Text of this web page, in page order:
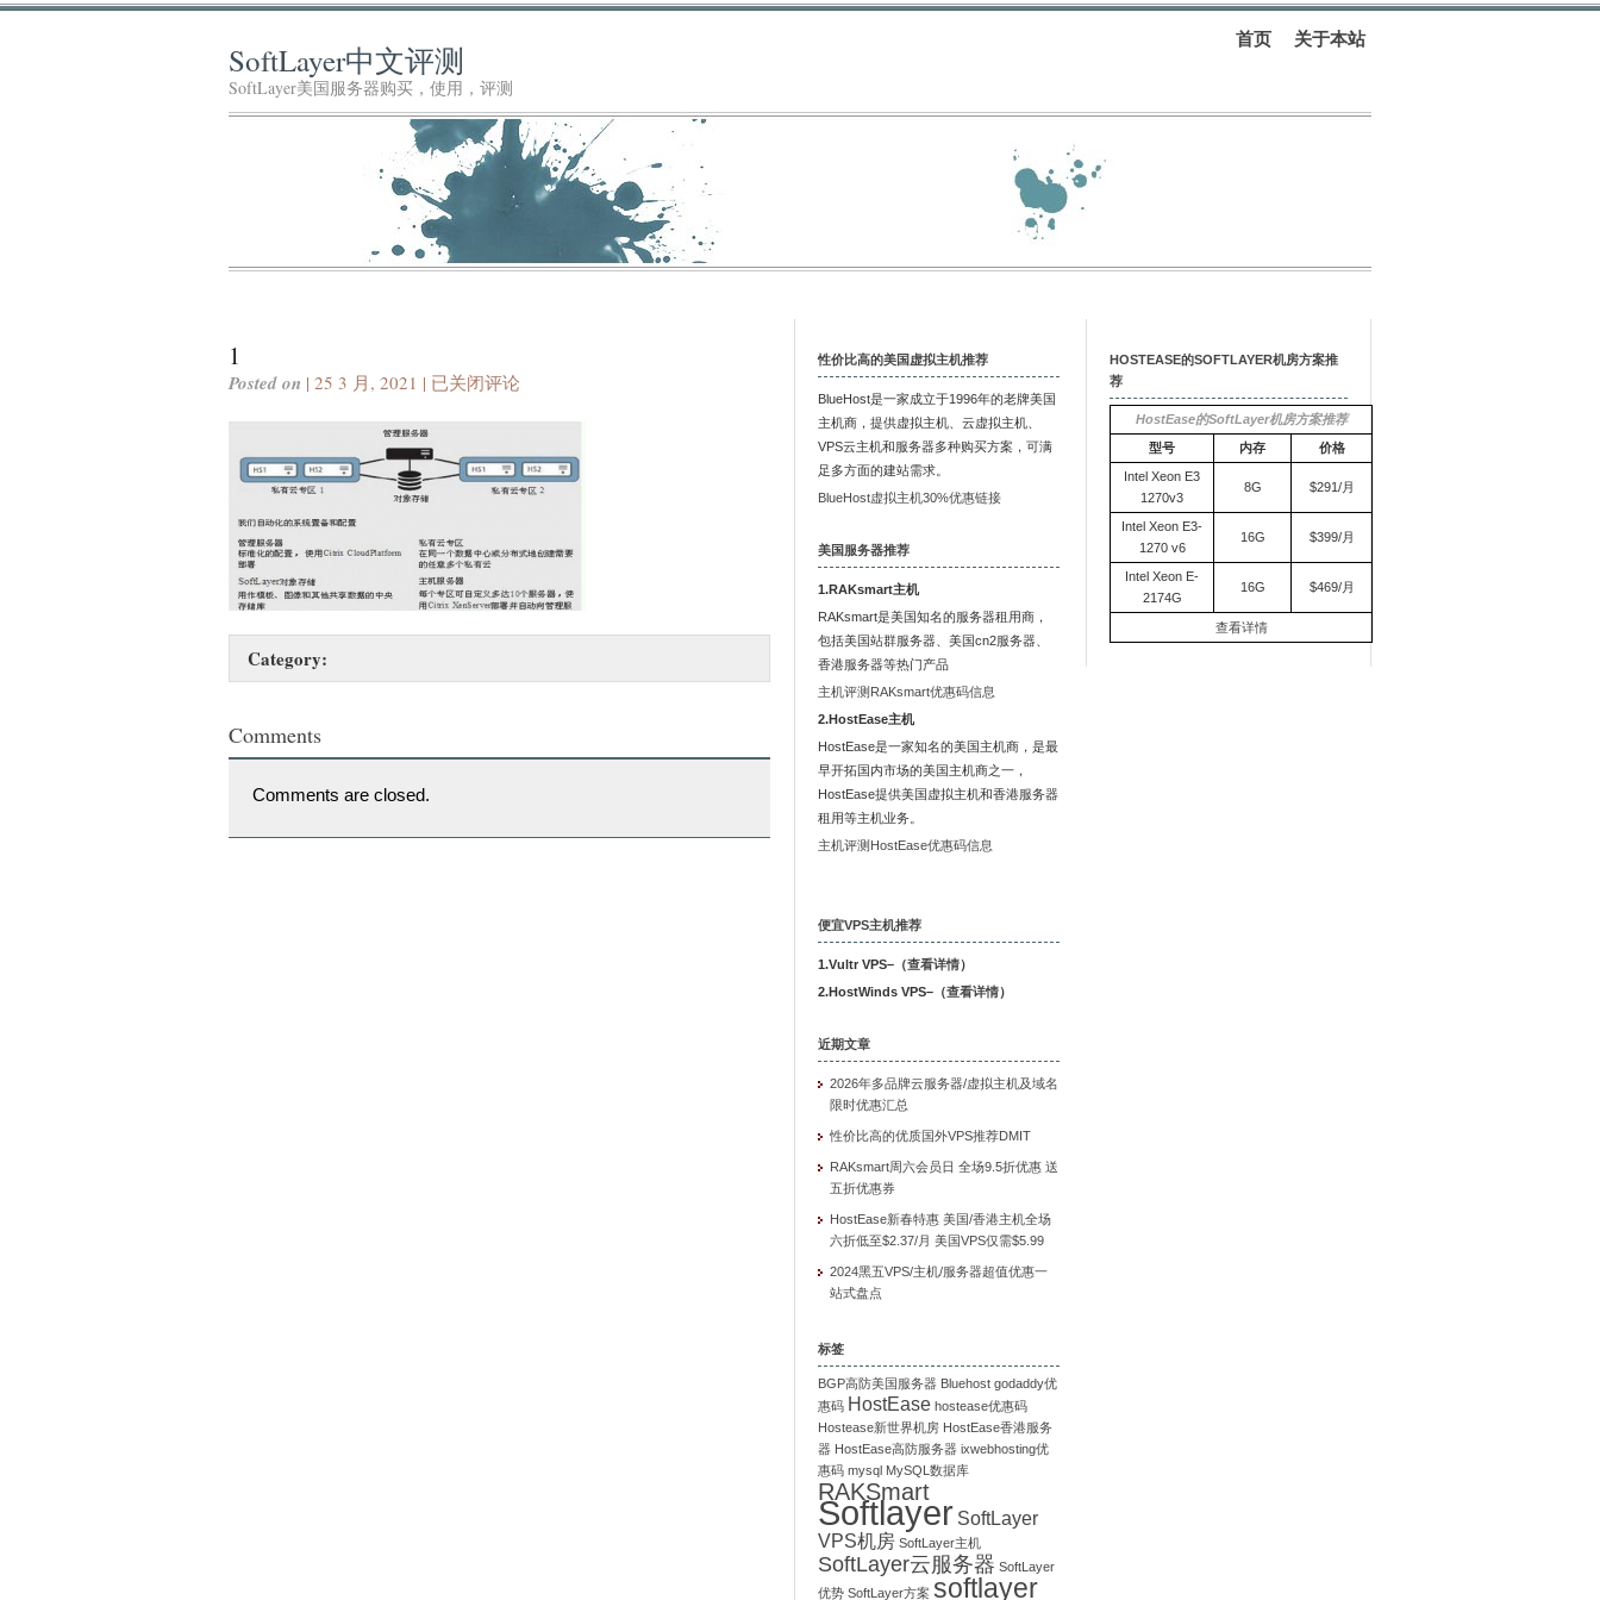
首页 关于本站
SoftLayer中文评测
SoftLayer美国服务器购买，使用，评测
1
Posted on | 25 3 月, 2021 | 1
已关闭评论
Category:
Comments
Comments are closed.
性价比高的美国虚拟主机推荐
BlueHost是一家成立于1996年的老牌美国
主机商，提供虚拟主机、云虚拟主机、
VPS云主机和服务器多种购买方案，可满
足多方面的建站需求。
BlueHost虚拟主机30%优惠链接
美国服务器推荐
1.RAKsmart主机
RAKsmart是美国知名的服务器租用商，
包括美国站群服务器、美国cn2服务器、
香港服务器等热门产品
主机评测RAKsmart优惠码信息
2.HostEase主机
HostEase是一家知名的美国主机商，是最
早开拓国内市场的美国主机商之一，
HostEase提供美国虚拟主机和香港服务器
租用等主机业务。
主机评测HostEase优惠码信息
便宜VPS主机推荐
1.Vultr VPS–（查看详情）
2.HostWinds VPS–（查看详情）
近期文章
2026年多品牌云服务器/虚拟主机及域名
限时优惠汇总
性价比高的优质国外VPS推荐DMIT
RAKsmart周六会员日 全场9.5折优惠 送
五折优惠券
HostEase新春特惠 美国/香港主机全场
六折低至$2.37/月 美国VPS仅需$5.99
2024黑五VPS/主机/服务器超值优惠一
站式盘点
标签
BGP高防美国服务器 Bluehost godaddy优
惠码 HostEase hostease优惠码
Hostease新世界机房 HostEase香港服务
器 HostEase高防服务器 ixwebhosting优
惠码 mysql MySQL数据库
RAKSmart
Softlayer SoftLayer
VPS机房 SoftLayer主机
SoftLayer云服务器 SoftLayer
优势 SoftLayer方案 softlayer
HOSTEASE的SOFTLAYER机房方案推
荐
HostEase的SoftLayer机房方案推荐
型号
内存
价格
Intel Xeon E3
1270v3
8G $291/月
Intel Xeon E3-
1270 v6
16G $399/月
Intel Xeon E-
2174G
16G $469/月
查看详情